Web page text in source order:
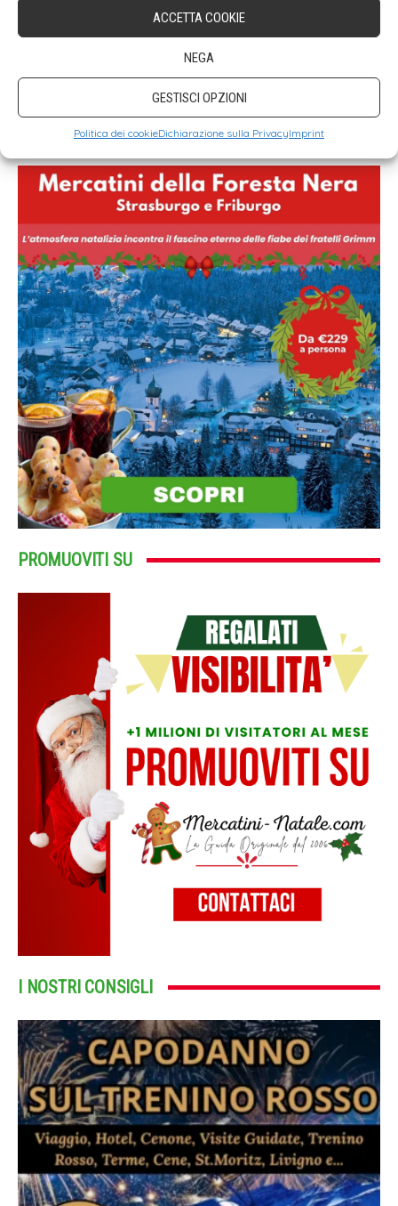
ACCETTA COOKIE
NEGA
GESTISCI OPZIONI
Politica dei cookieDichiarazione sulla PrivacyImprint
PROMUOVITI SU
I NOSTRI CONSIGLI